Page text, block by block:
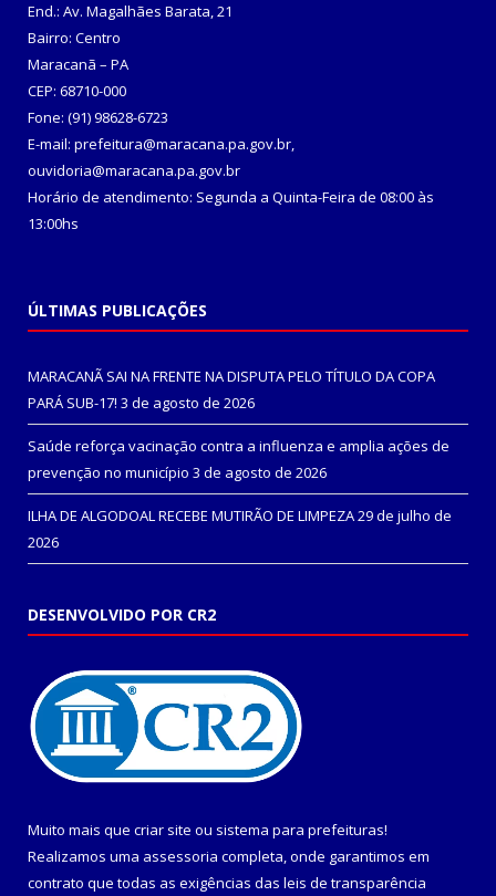
End.: Av. Magalhães Barata, 21
Bairro: Centro
Maracanã – PA
CEP: 68710-000
Fone: (91) 98628-6723
E-mail: prefeitura@maracana.pa.gov.br,
ouvidoria@maracana.pa.gov.br
Horário de atendimento: Segunda a Quinta-Feira de 08:00 às
13:00hs
ÚLTIMAS PUBLICAÇÕES
MARACANÃ SAI NA FRENTE NA DISPUTA PELO TÍTULO DA COPA
PARÁ SUB-17! 3 de agosto de 2026
Saúde reforça vacinação contra a influenza e amplia ações de
prevenção no município 3 de agosto de 2026
ILHA DE ALGODOAL RECEBE MUTIRÃO DE LIMPEZA29 de julho de
2026
DESENVOLVIDO POR CR2
Muito mais que criar site ou sistema para prefeituras!
Realizamos uma assessoria completa, onde garantimos em
contrato que todas as exigências das leis de transparência